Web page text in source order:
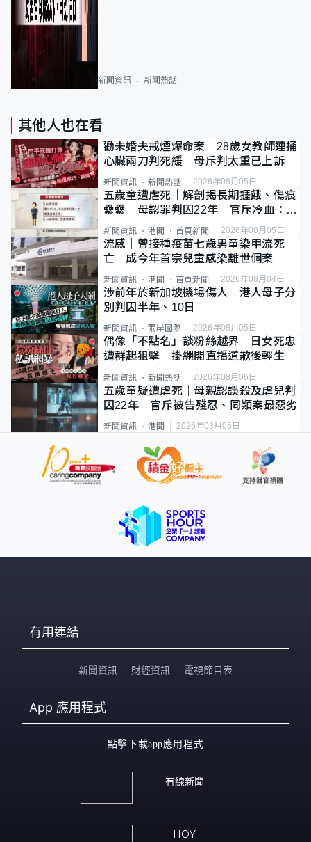
新聞資訊 新聞熱話
其他人也在看
勸未婚夫戒煙爆命案 28歲女教師連捅
心臟兩刀判死緩 母斥判太重已上訴
新聞資訊 新聞熱話 2026年08月05日
五歲童遭虐死｜解剖揭長期捱餓、傷痕
纍纍 母認罪判囚22年 官斥冷血：同
類案最惡劣
新聞資訊 港聞 首頁新聞 2026年08月05日
流感｜曾接種疫苗七歲男童染甲流死
亡 成今年首宗兒童感染離世個案
新聞資訊 港聞 首頁新聞 2026年08月04日
涉前年於新加坡機場傷人 港人母子分
別判囚半年、10日
新聞資訊 兩岸國際 2026年08月05日
偶像「不點名」談粉絲越界 日女死忠
遭群起狙擊 掛繩開直播道歉後輕生
新聞資訊 新聞熱話 2026年08月06日
五歲童疑遭虐死｜母親認誤殺及虐兒判
囚22年 官斥被告殘忍、同類案最惡劣
新聞資訊 港聞 2026年08月05日
有用連結
新聞資訊 財經資訊 電視節目表
App 應用程式
點擊下載app應用程式
有線新聞
HOY